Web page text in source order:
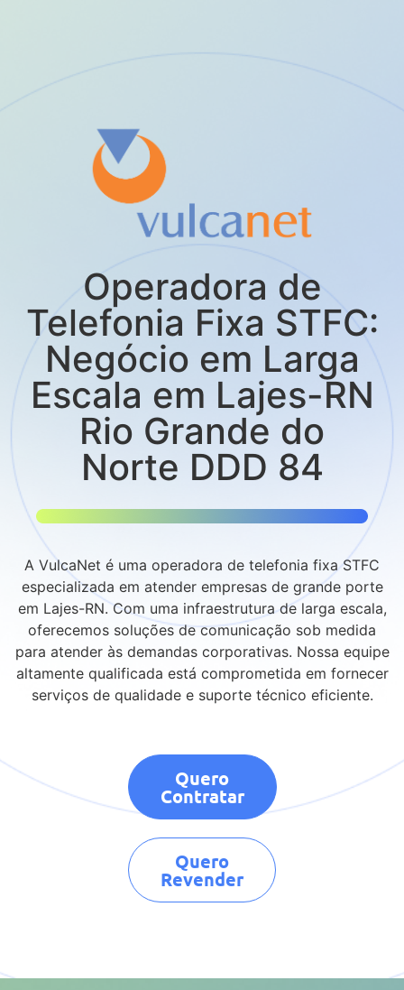
Operadora de
Telefonia Fixa STFC:
Negócio em Larga
Escala em Lajes-RN
Rio Grande do
Norte DDD 84
A VulcaNet é uma operadora de telefonia fixa STFC
especializada em atender empresas de grande porte
em Lajes-RN. Com uma infraestrutura de larga escala,
oferecemos soluções de comunicação sob medida
para atender às demandas corporativas. Nossa equipe
altamente qualificada está comprometida em fornecer
serviços de qualidade e suporte técnico eficiente.
Quero
Contratar
Quero
Revender